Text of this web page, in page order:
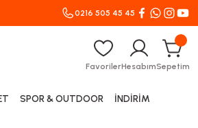
0216 505 45 45
FavorilerHesabımSepetim
SPOR & OUTDOOR İNDİRİM